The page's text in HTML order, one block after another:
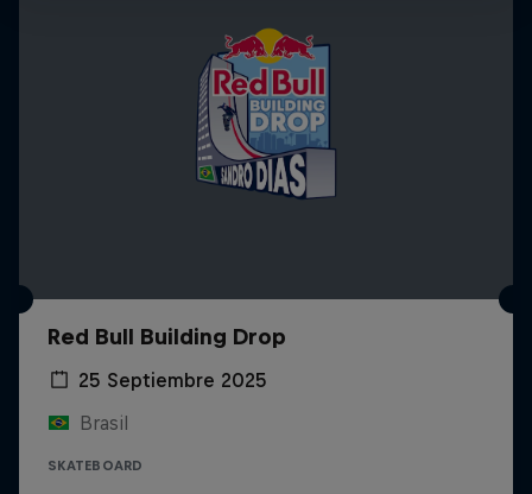
Red Bull Building Drop
25 Septiembre 2025
Brasil
SKATEBOARD